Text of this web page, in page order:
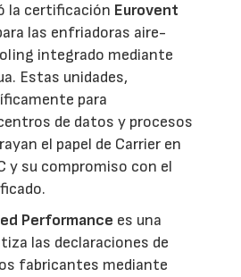
la certificación Eurovent
las enfriadoras aire-
integrado mediante
Estas unidades,
para
de datos y procesos
el papel de Carrier en
y su compromiso con el
Performance es una
las declaraciones de
fabricantes mediante